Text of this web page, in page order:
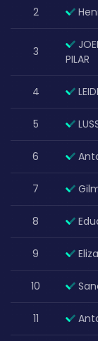
2
3
PILAR
4
5
6
7
8
9
10
11